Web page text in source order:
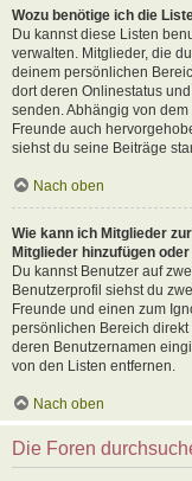
Wozu benötige ich die
Du kannst diese Listen
verwalten. Mitglieder, die
deinem persönlichen
dort deren Onlinestatus
senden. Abhängig von
Freunde auch
siehst du seine Beiträge
Nach oben
Wie kann ich Mitglieder
Mitglieder hinzufügen
Du kannst Benutzer auf
Benutzerprofil siehst du
Freunde und einen zum
persönlichen Bereich
deren Benutzernamen
von den Listen entfernen.
Nach oben
Die Foren